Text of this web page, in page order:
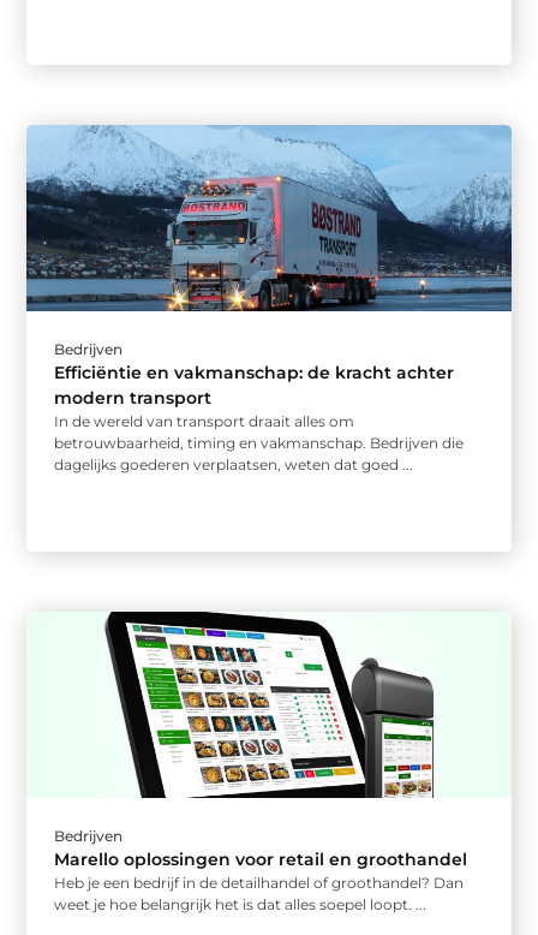
Bedrijven
Efficiëntie en vakmanschap: de kracht achter
modern transport
In de wereld van transport draait alles om
betrouwbaarheid, timing en vakmanschap. Bedrijven die
dagelijks goederen verplaatsen, weten dat goed ...
Bedrijven
Marello oplossingen voor retail en groothandel
Heb je een bedrijf in de detailhandel of groothandel? Dan
weet je hoe belangrijk het is dat alles soepel loopt. ...